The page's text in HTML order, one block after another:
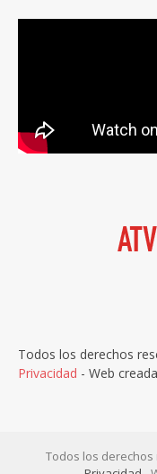
Todos los derechos
Privacidad - Web
Todos los